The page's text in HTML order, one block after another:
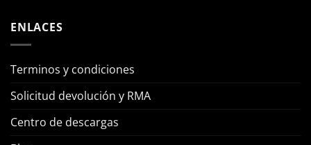
ENLACES
Terminos y condiciones
Solicitud devolución y RMA
Centro de descargas